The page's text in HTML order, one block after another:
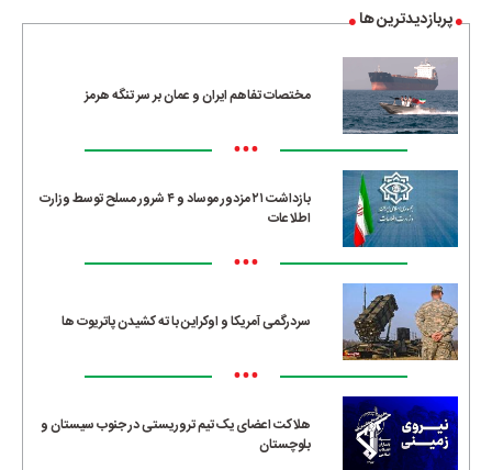
پربازدیدترین ها
مختصات تفاهم ایران و عمان بر سر تنگه هرمز
•••
بازداشت ۲۱ مزدور موساد و ۴ شرور مسلح توسط وزارت
اطلاعات
•••
سردرگمی آمریکا و اوکراین با ته کشیدن پاتریوت ها
•••
هلاکت اعضای یک تیم تروریستی در جنوب سیستان و
بلوچستان